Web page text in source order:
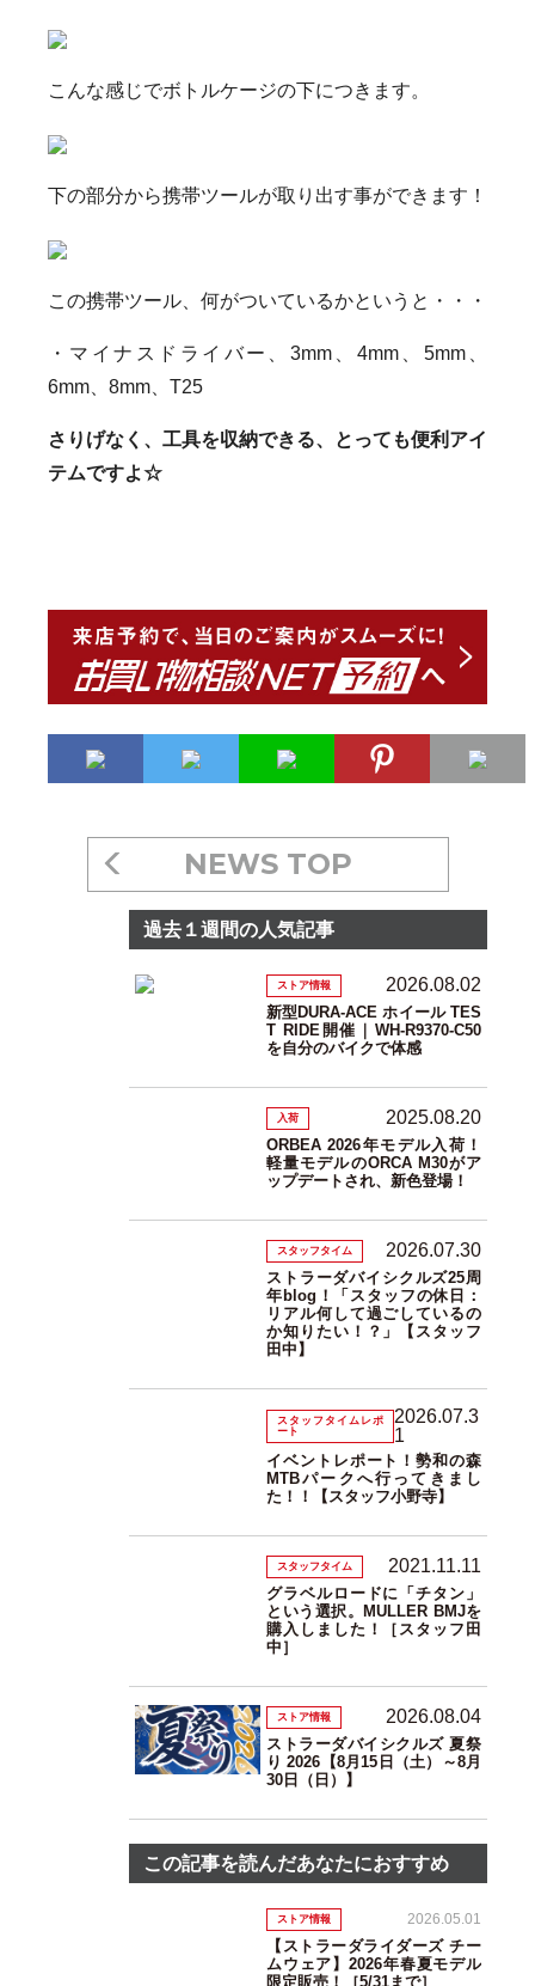
こんな感じでボトルケージの下につきます。
下の部分から携帯ツールが取り出す事ができます！
この携帯ツール、何がついているかというと・・・
・マイナスドライバー、3mm、4mm、5mm、
6mm、8mm、T25
さりげなく、工具を収納できる、とっても便利アイ
テムですよ☆
NEWS TOP
過去１週間の人気記事
ストア情報 2026.08.02
新型DURA-ACE ホイール TES
T RIDE開催｜WH-R9370-C50
を自分のバイクで体感
入荷 2025.08.20
ORBEA 2026年モデル入荷！
軽量モデルのORCA M30がア
ップデートされ、新色登場！
スタッフタイム 2026.07.30
ストラーダバイシクルズ25周
年blog！「スタッフの休日：
リアル何して過ごしているの
か知りたい！？」【スタッフ
田中】
スタッフタイムレポ
ート
2026.07.3
1
イベントレポート！勢和の森
MTBパークへ行ってきまし
た！！【スタッフ小野寺】
スタッフタイム 2021.11.11
グラベルロードに「チタン」
という選択。MULLER BMJを
購入しました！［スタッフ田
中］
ストア情報 2026.08.04
ストラーダバイシクルズ 夏祭
り 2026【8月15日（土）～8月
30日（日）】
この記事を読んだあなたにおすすめ
ストア情報 2026.05.01
【ストラーダライダーズ チー
ムウェア】2026年春夏モデル
限定販売！［5/31まで］